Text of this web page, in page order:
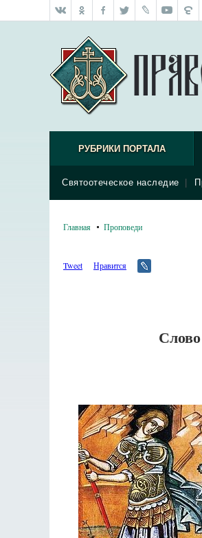
РУБРИКИ ПОРТАЛА
Святоотеческое наследие
Главная Проповеди
Tweet Нравится